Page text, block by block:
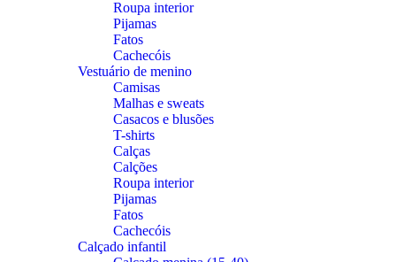
Roupa interior
Pijamas
Fatos
Cachecóis
Vestuário de menino
Camisas
Malhas e sweats
Casacos e blusões
T-shirts
Calças
Calções
Roupa interior
Pijamas
Fatos
Cachecóis
Calçado infantil